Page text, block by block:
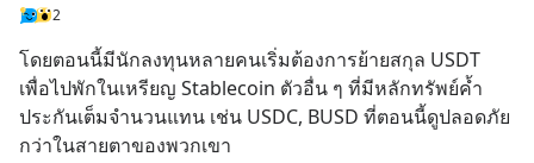
2
โดยตอนนี้มีนักลงทุนหลายคนเริ่มต้องการย้ายสกุล USDT
เพื่อไปพักในเหรียญ Stablecoin ตัวอื่น ๆ ที่มีหลักทรัพย์ค้ำ
ประกันเต็มจำนวนแทน เช่น USDC, BUSD ที่ตอนนี้ดูปลอดภัย
กว่าในสายตาของพวกเขา